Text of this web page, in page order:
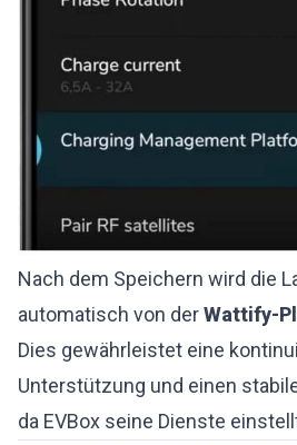
Nach dem Speichern wird die
automatisch von derWattify-
Dies gewährleistet eine
Unterstützung und einen
da EVBox seine Dienste